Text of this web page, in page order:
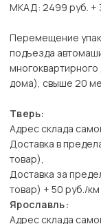
МКАД: 2499 руб. +
Перемещение
подъезда
многоквартирного
дома), свыше 20
Тверь:
Адрес склада
Доставка в
товар),
Доставка за
товар) + 50 руб./км
Ярославль:
Адрес склада